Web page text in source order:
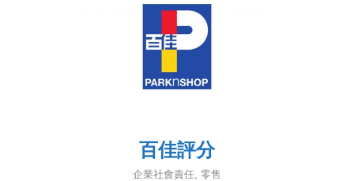
百佳評分
企業社會責任 零售